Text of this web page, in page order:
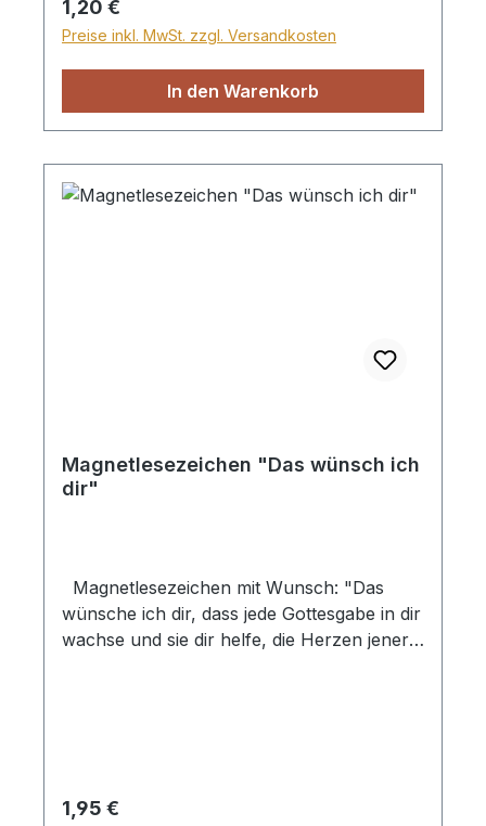
Regulärer Preis:
1,20 €
Preise inkl. MwSt. zzgl. Versandkosten
In den Warenkorb
Magnetlesezeichen "Das wünsch ich
dir"
Magnetlesezeichen mit Wunsch: "Das
wünsche ich dir, dass jede Gottesgabe in dir
wachse und sie dir helfe, die Herzen jener
Regulärer Preis:
1,95 €